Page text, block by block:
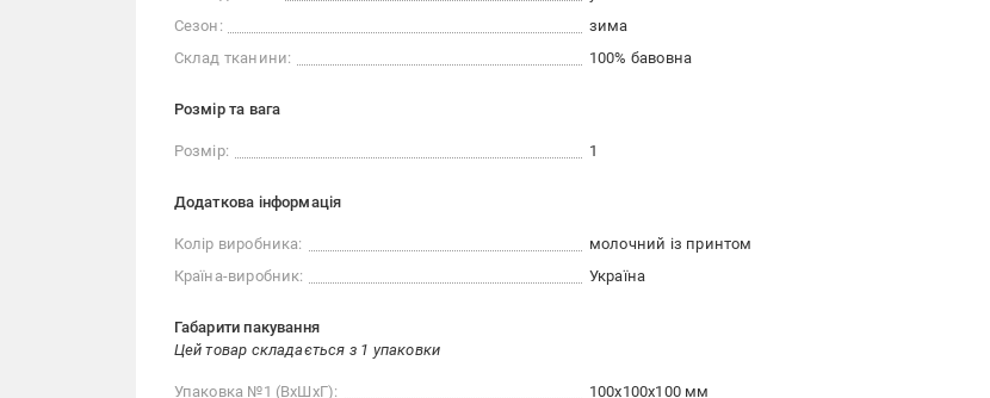
Сезон:
зима
Склад тканини:
100% бавовна
Розмір та вага
Розмір: 1
Додаткова інформація
Колір виробника:
молочний із принтом
Країна-виробник:
Україна
Габарити пакування
Цей товар складається з 1 упаковки
Упаковка №1 (ВхШхГ):
100x100x100 мм